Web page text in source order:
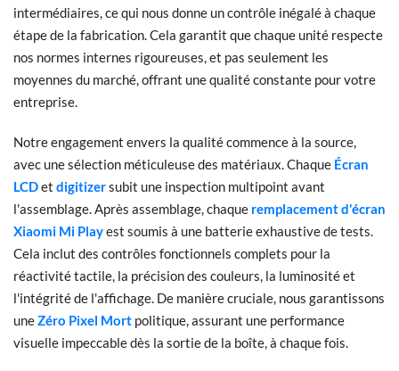
intermédiaires, ce qui nous donne un contrôle inégalé à chaque
étape de la fabrication. Cela garantit que chaque unité respecte
nos normes internes rigoureuses, et pas seulement les
moyennes du marché, offrant une qualité constante pour votre
entreprise.
Notre engagement envers la qualité commence à la source,
avec une sélection méticuleuse des matériaux. Chaque Écran
LCDet digitizersubit une inspection multipoint avant
l'assemblage. Après assemblage, chaque remplacement d'écran
Xiaomi Mi Playest soumis à une batterie exhaustive de tests.
Cela inclut des contrôles fonctionnels complets pour la
réactivité tactile, la précision des couleurs, la luminosité et
l'intégrité de l'affichage. De manière cruciale, nous garantissons
uneZéro Pixel Mort politique, assurant une performance
visuelle impeccable dès la sortie de la boîte, à chaque fois.